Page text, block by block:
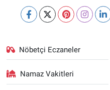
Nöbetçi Eczaneler
Namaz Vakitleri